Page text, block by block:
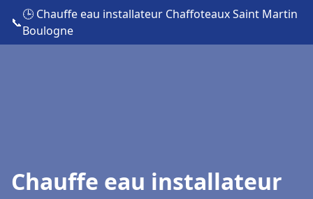
📞
🕒 Chauffe eau installateur Chaffoteaux Saint Martin
Boulogne
Chauffe eau installateur